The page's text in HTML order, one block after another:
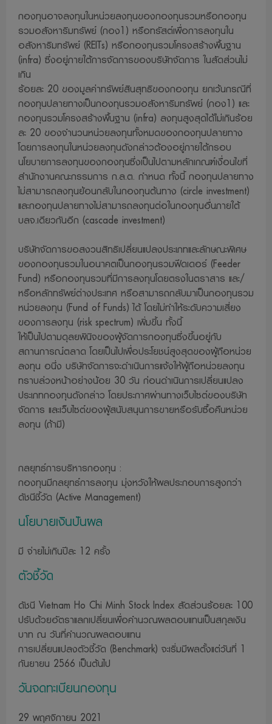
กองทุนอาจลงทุนในหน่วยลงทุนของกองทุนรวมหรือกองทุน
รวมอสังหาริมทรัพย์ (กอง1) หรือทรัสต์เพื่อการลงทุนใน
อสังหาริมทรัพย์ (REITs) หรือกองทุนรวมโครงสร้างพื้นฐาน
(infra) ซึ่งอยู่ภายใต้การจัดการของบริษัทจัดการ ในสัดส่วนไม่
เกิน
ร้อยละ 20 ของมูลค่าทรัพย์สินสุทธิของกองทุน ยกเว้นกรณีที่
กองทุนปลายทางเป็นกองทุนรวมอสังหาริมทรัพย์ (กอง1) และ
กองทุนรวมโครงสร้างพื้นฐาน (infra) ลงทุนสูงสุดได้ไม่เกินร้อย
ละ 20 ของจำนวนหน่วยลงทุนทั้งหมดของกองทุนปลายทาง
โดยการลงทุนในหน่วยลงทุนดังกล่าวต้องอยู่ภายใต้กรอบ
นโยบายการลงทุนของกองทุนซึ่งเป็นไปตามหลักเกณฑ์เงื่อนไขที่
สำนักงานคณะกรรมการ ก.ล.ต. กำหนด ทั้งนี้ กองทุนปลายทาง
ไม่สามารถลงทุนย้อนกลับในกองทุนต้นทาง (circle investment)
และกองทุนปลายทางไม่สามารถลงทุนต่อในกองทุนอื่นภายใต้
บลจ.เดียวกันอีก (cascade investment)
บริษัทจัดการขอสงวนสิทธิเปลี่ยนแปลงประเภทและลักษณะพิเศษ
ของกองทุนรวมในอนาคตเป็นกองทุนรวมฟีดเดอร์ (Feeder
Fund) หรือกองทุนรวมที่มีการลงทุนโดยตรงในตราสาร และ/
หรือหลักทรัพย์ต่างประเทศ หรือสามารถกลับมาเป็นกองทุนรวม
หน่วยลงทุน (Fund of Funds) ได้ โดยไม่ทำให้ระดับความเสี่ยง
ของการลงทุน (risk spectrum) เพิ่มขึ้น ทั้งนี้
ให้เป็นไปตามดุลยพินิจของผู้จัดการกองทุนซึ่งขึ้นอยู่กับ
สถานการณ์ตลาด โดยเป็นไปเพื่อประโยชน์สูงสุดของผู้ถือหน่วย
ลงทุน อนึ่ง บริษัทจัดการจะดำเนินการแจ้งให้ผู้ถือหน่วยลงทุน
ทราบล่วงหน้าอย่างน้อย 30 วัน ก่อนดำเนินการเปลี่ยนแปลง
ประเภทกองทุนดังกล่าว โดยประกาศผ่านทางเว็บไซต์ของบริษัท
จัดการ และเว็บไซต์ของผู้สนับสนุนการขายหรือรับซื้อคืนหน่วย
ลงทุน (ถ้ามี)
กลยุทธ์การบริหารกองทุน :
กองทุนมีกลยุทธ์การลงทุน มุ่งหวังให้ผลประกอบการสูงกว่า
ดัชนีชี้วัด (Active Management)
นโยบายเงินปันผล
มี จ่ายไม่เกินปีละ 12 ครั้ง
ตัวชี้วัด
ดัชนี Vietnam Ho Chi Minh Stock Index สัดส่วนร้อยละ 100
ปรับด้วยอัตราแลกเปลี่ยนเพื่อคำนวณผลตอบแทนเป็นสกุลเงิน
บาท ณ วันที่คำนวณผลตอบแทน
การเปลี่ยนแปลงตัวชี้วัด (Benchmark) จะเริ่มมีผลตั้งแต่วันที่ 1
กันยายน 2566 เป็นต้นไป
วันจดทะเบียนกองทุน
29 พฤศจิกายน 2021
ของท่าน จะมุ่งมั่นรักษาความเป็นส่วนตัว ความปลอดภัยของ
ข้อมูลส่วนบุคคลของท่านไว้เป็นอย่างดี เพื่อให้มั่นใจได้ว่าข้อมูล
ดังกล่าวจะถูกเก็บรวบรวม ใช้หรือเปิดเผยอย่างถูกต้องตามกฏ
หมาย ท่านสามารถอ่านนโยบายคุ้มครองข้อมูลส่วนบุคคลได้ที่
เว็บไซต์